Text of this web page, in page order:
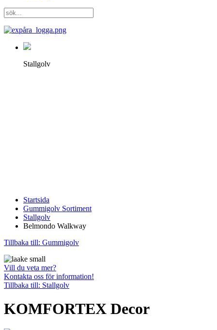
Stallgolv
Startsida
Gummigolv Sortiment
Stallgolv
Belmondo Walkway
Tillbaka till: Gummigolv
Vill du veta mer?
Kontakta oss för information!
Tillbaka till: Stallgolv
KOMFORTEX Decor